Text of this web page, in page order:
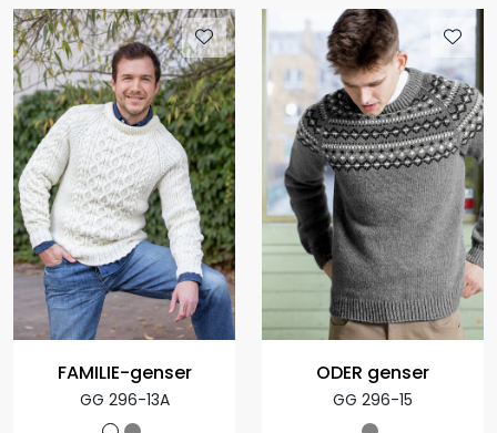
FAMILIE-genser
GG 296-13A
ODER genser
GG 296-15